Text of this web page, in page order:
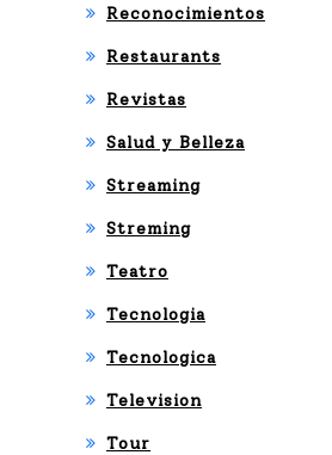
Reconocimientos
Restaurants
Revistas
Salud y Belleza
Streaming
Streming
Teatro
Tecnologia
Tecnologica
Television
Tour